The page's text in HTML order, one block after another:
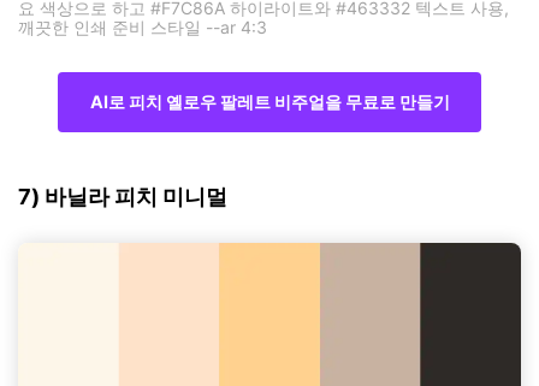
요 색상으로 하고 #F7C86A 하이라이트와 #463332 텍스트 사용,
깨끗한 인쇄 준비 스타일 --ar 4:3
AI로 피치 옐로우 팔레트 비주얼을 무료로 만들기
7) 바닐라 피치 미니멀